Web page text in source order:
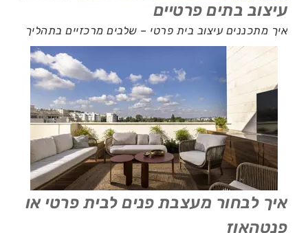
עיצוב בתים פרטיים
איך מתכננים עיצוב בית פרטי – שלבים מרכזיים בתהליך
איך לבחור מעצבת פנים לבית פרטי או
פנטהאוז